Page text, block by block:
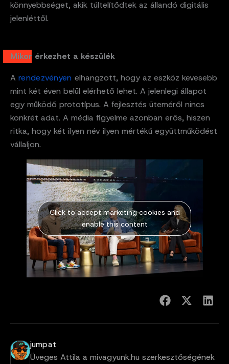
könnyebbséget, akik túltelítődtek az állandó digitális
jelenléttől.
Mikor érkezhet a készülék
A rendezvényen elhangzott, hogy az eszköz kevesebb
mint két éven belül elérhető lehet. A jelenlegi állapot
egy működő prototípus. A fejlesztés üteméről nincs
konkrét adat. A média figyelme azonban erős, hiszen
ritka, hogy két ilyen név ilyen mértékű együttműködést
vállaljon.
Click to accept marketing cookies and
enable this content
jumpat
Üveges Attila a mivagyunk.hu szerkesztőségének